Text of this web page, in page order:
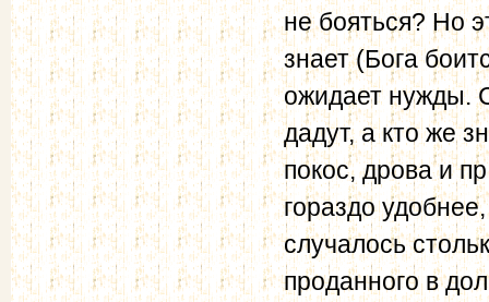
не бояться? Но
знает (Бога
ожидает нужды.
дадут, а кто же
покос, дрова и
гораздо
случалось
проданного в